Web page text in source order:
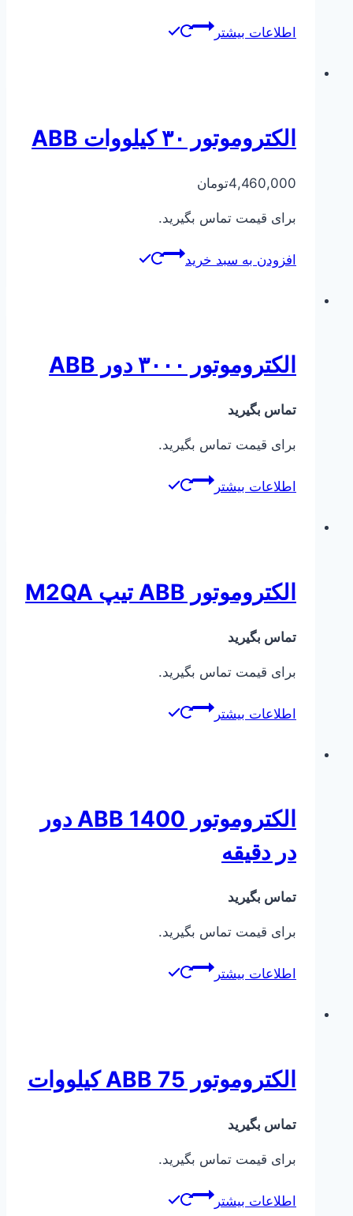
اطلاعات بیشتر
الکتروموتور ۳۰ کیلووات ABB
4,460,000تومان
برای قیمت تماس بگیرید.
افزودن به سبد خرید
الکتروموتور ۳۰۰۰ دور ABB
تماس بگیرید
برای قیمت تماس بگیرید.
اطلاعات بیشتر
الکتروموتور ABB تیپ M2QA
تماس بگیرید
برای قیمت تماس بگیرید.
اطلاعات بیشتر
الکتروموتور ABB 1400 دور
در دقیقه
تماس بگیرید
برای قیمت تماس بگیرید.
اطلاعات بیشتر
الکتروموتور ABB 75 کیلووات
تماس بگیرید
برای قیمت تماس بگیرید.
اطلاعات بیشتر